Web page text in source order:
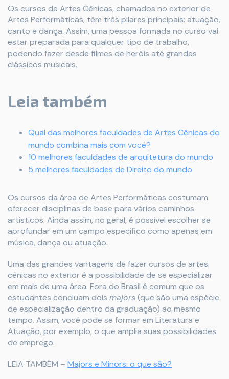
Os cursos de Artes Cênicas, chamados no exterior de
Artes Performáticas, têm três pilares principais: atuação,
canto e dança. Assim, uma pessoa formada no curso vai
estar preparada para qualquer tipo de trabalho,
podendo fazer desde filmes de heróis até grandes
clássicos musicais.
Leia também
Qual das melhores faculdades de Artes Cênicas do
mundo combina mais com você?
10 melhores faculdades de arquitetura do mundo
5 melhores faculdades de Direito do mundo
Os cursos da área de Artes Performáticas costumam
oferecer disciplinas de base para vários caminhos
artísticos. Ainda assim, no geral, é possível escolher se
aprofundar em um campo específico como apenas em
música, dança ou atuação.
Uma das grandes vantagens de fazer cursos de artes
cênicas no exterior é a possibilidade de se especializar
em mais de uma área. Fora do Brasil é comum que os
estudantes concluam dois majors (que são uma espécie
de especialização dentro da graduação) ao mesmo
tempo. Assim, você pode se formar em Literatura e
Atuação, por exemplo, o que amplia suas possibilidades
de emprego.
LEIA TAMBÉM – Majors e Minors: o que são?